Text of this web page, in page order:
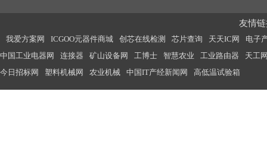
友情
我爱方案网 ICGOO元器件商城 创芯在线检测 芯片查询 天天IC网
电子
中国工业电器网
连接器 矿山设备网 工博士 智慧农业 工业路由器
天工
今日招标网
塑料机械网 农业机械 中国IT产经新闻网 高低温试验箱